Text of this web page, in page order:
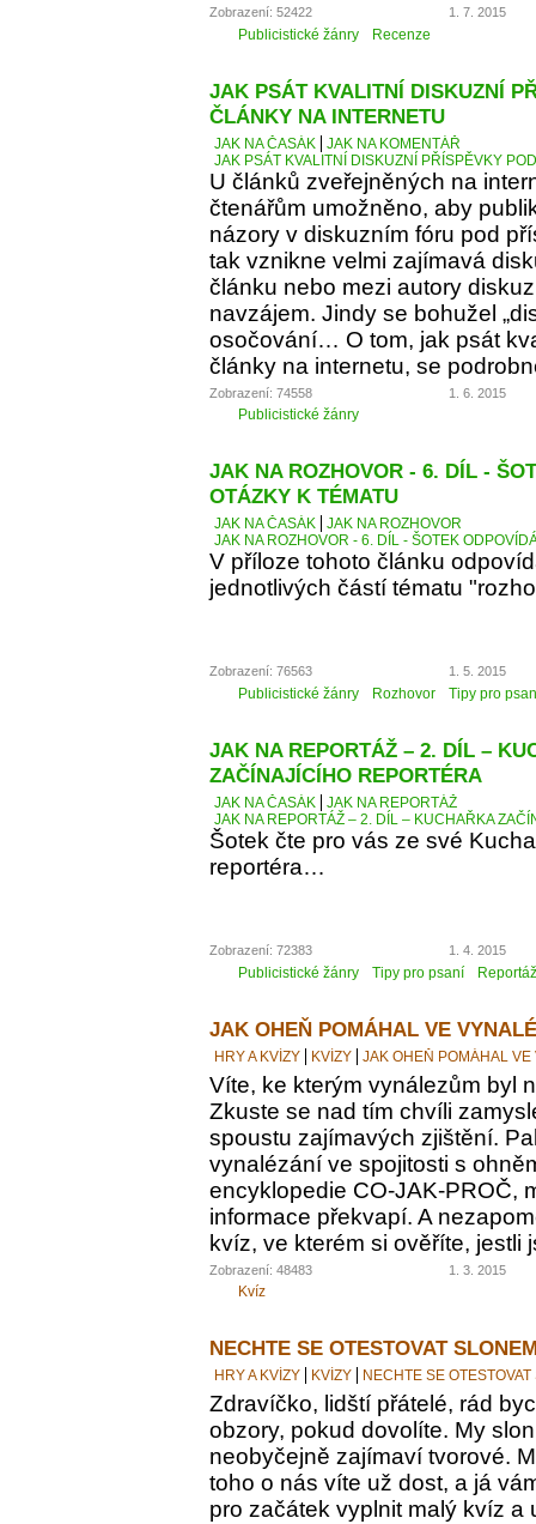
Zobrazení: 52422 1. 7. 2015
Publicistické žánry Recenze
JAK PSÁT KVALITNÍ DISKUZNÍ
ČLÁNKY NA INTERNETU
JAK NA ČASÁK
JAK NA KOMENTÁŘ
JAK PSÁT KVALITNÍ DISKUZNÍ PŘÍSPĚVKY
U článků zveřejněných na
čtenářům umožněno, aby
názory v diskuzním fóru pod
tak vznikne velmi zajímavá
článku nebo mezi autory
navzájem. Jindy se bohužel
osočování… O tom, jak psát
články na internetu, se
Zobrazení: 74558 1. 6. 2015
Publicistické žánry
JAK NA ROZHOVOR - 6. DÍL -
OTÁZKY K TÉMATU
JAK NA ČASÁK
JAK NA ROZHOVOR
JAK NA ROZHOVOR - 6. DÍL - ŠOTEK
V příloze tohoto článku
jednotlivých částí tématu
Zobrazení: 76563 1. 5. 2015
Publicistické žánry Rozhovor Tipy pro
JAK NA REPORTÁŽ – 2. DÍL –
ZAČÍNAJÍCÍHO REPORTÉRA
JAK NA ČASÁK
JAK NA REPORTÁŽ
JAK NA REPORTÁŽ – 2. DÍL – KUCHAŘKA
Šotek čte pro vás ze své
reportéra…
Zobrazení: 72383 1. 4. 2015
Publicistické žánry Tipy pro psaní Reportáž
JAK OHEŇ POMÁHAL VE
HRY A KVÍZY KVÍZY JAK OHEŇ POMÁHAL VE
Víte, ke kterým vynálezům byl
Zkuste se nad tím chvíli
spoustu zajímavých zjištění.
vynalézání ve spojitosti s
encyklopedie CO-JAK-PROČ,
informace překvapí. A
kvíz, ve kterém si ověříte, jestli
Zobrazení: 48483 1. 3. 2015
Kvíz
NECHTE SE OTESTOVAT
HRY A KVÍZY KVÍZY NECHTE SE
Zdravíčko, lidští přátelé, rád
obzory, pokud dovolíte. My
neobyčejně zajímaví tvorové.
toho o nás víte už dost, a já
pro začátek vyplnit malý kvíz a